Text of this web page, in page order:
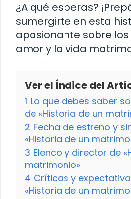
¿A qué esperas?
sumergirte en esta
apasionante sobre
amor y la vida
Ver el Índice del
1 Lo que debes saber
de «Historia de un
2 Fecha de estreno y
«Historia de un
3 Elenco y director de
matrimonio»
4 Críticas y
«Historia de un